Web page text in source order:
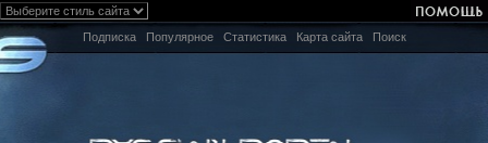
Подписка Популярное Статистика Карта сайта Поиск